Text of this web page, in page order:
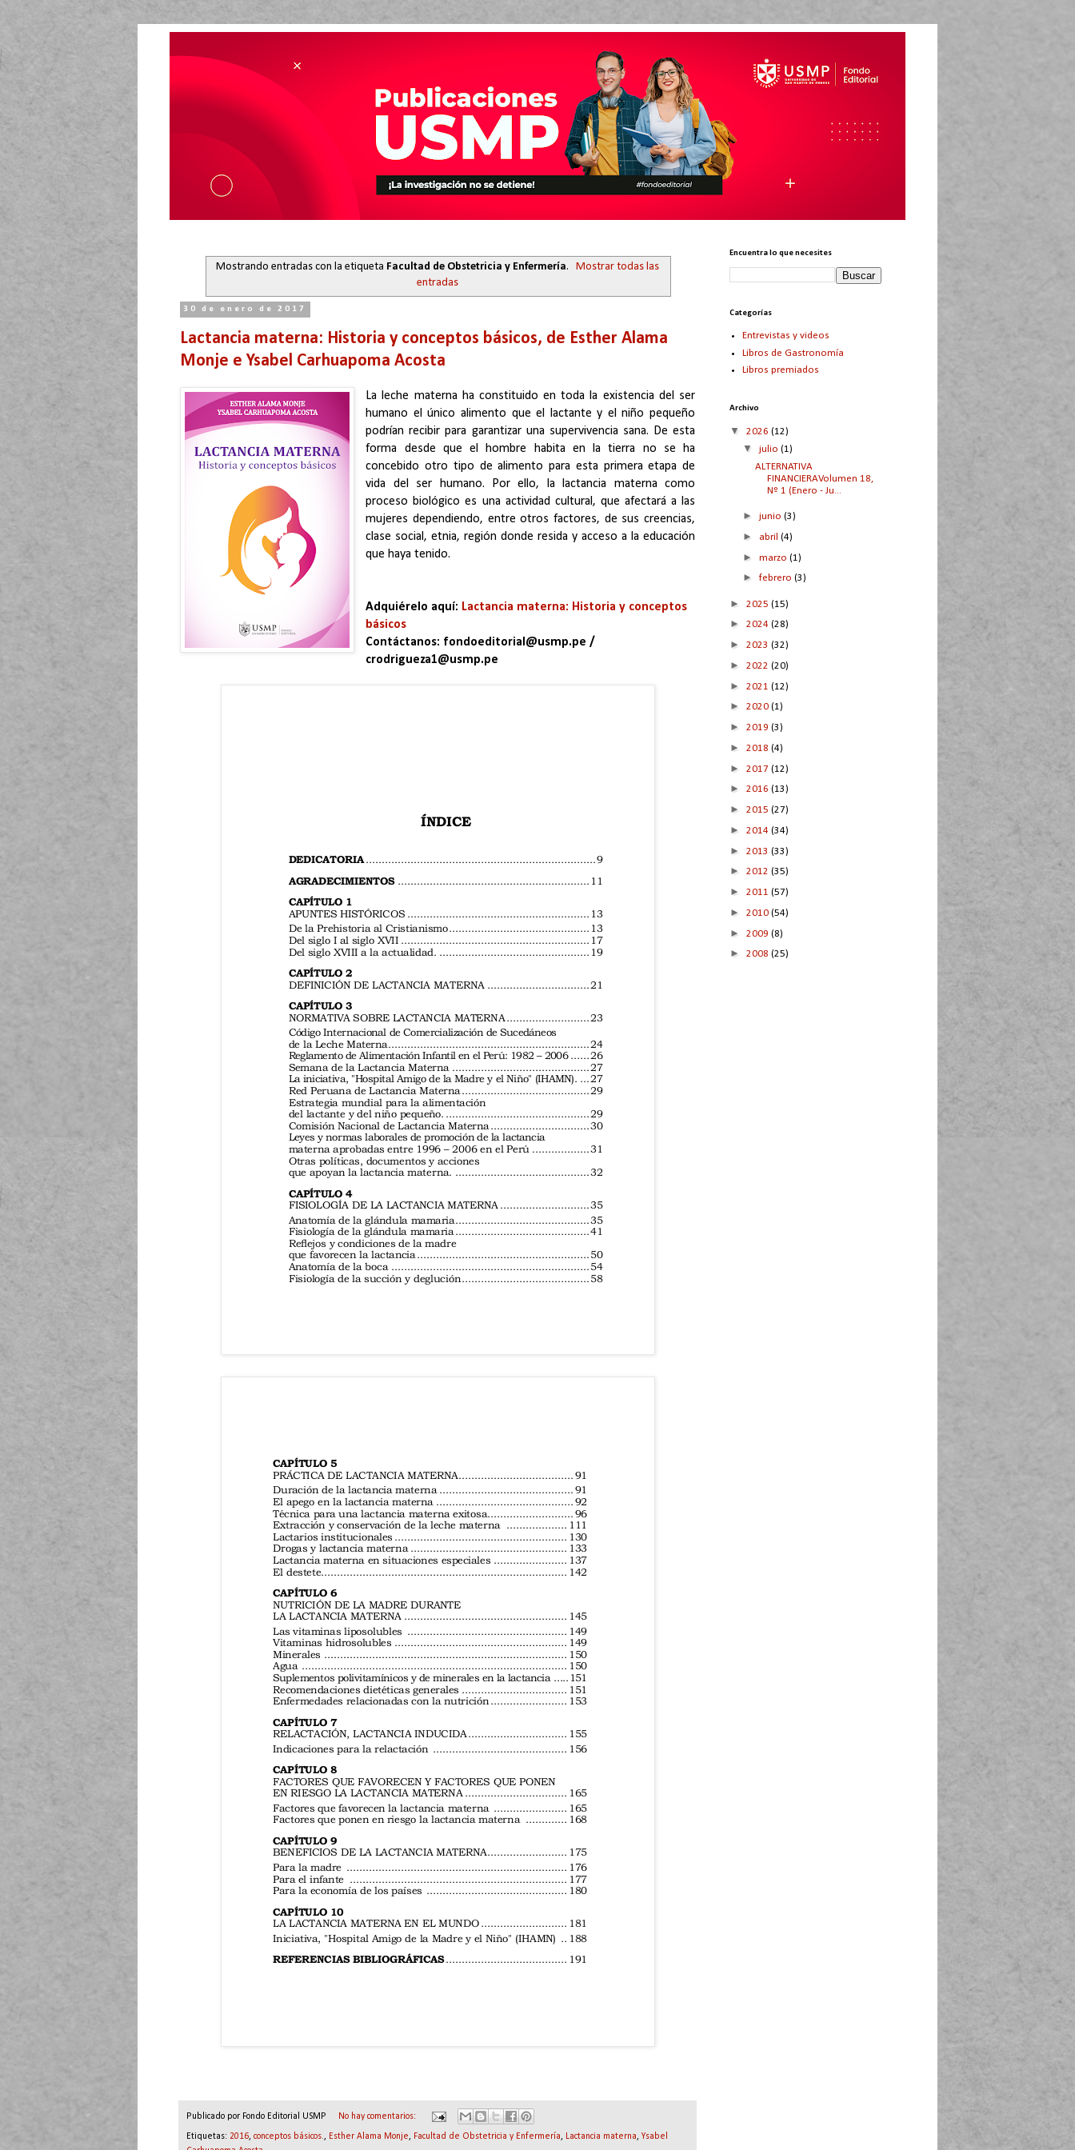
Mostrando entradas con la etiqueta Facultad de Obstetricia y Enfermería.
Mostrar todas las
entradas
30 de enero de 2017
Lactancia materna: Historia y conceptos básicos, de Esther Alama
Monje e Ysabel Carhuapoma Acosta
La leche materna ha constituido en toda la existencia del ser
humano el único alimento que el lactante y el niño pequeño
podrían recibir para garantizar una supervivencia sana. De esta
forma desde que el hombre habita en la tierra no se ha
concebido otro tipo de alimento para esta primera etapa de
vida del ser humano. Por ello, la lactancia materna como
proceso biológico es una actividad cultural, que afectará a las
mujeres dependiendo, entre otros factores, de sus creencias,
clase social, etnia, región donde resida y acceso a la educación
que haya tenido.
Adquiérelo aquí: Lactancia materna: Historia y conceptos
básicos
Contáctanos: fondoeditorial@usmp.pe /
crodrigueza1@usmp.pe
Publicado por Fondo Editorial USMP No hay comentarios:
Etiquetas: 2016, conceptos básicos., Esther Alama Monje, Facultad de Obstetricia y Enfermería, Lactancia materna, Ysabel
Encuentra lo que necesites
Categorías
Entrevistas y videos
Libros de Gastronomía
Libros premiados
Archivo
▼ 2026 (12)
▼ julio (1)
ALTERNATIVA
FINANCIERAVolumen 18,
Nº 1 (Enero - Ju...
► junio (3)
► abril (4)
► marzo (1)
►febrero (3)
► 2025 (15)
► 2024 (28)
► 2023 (32)
► 2022 (20)
► 2021 (12)
► 2020 (1)
► 2019 (3)
► 2018 (4)
► 2017 (12)
► 2016 (13)
► 2015 (27)
► 2014 (34)
► 2013 (33)
► 2012 (35)
► 2011 (57)
► 2010 (54)
► 2009 (8)
► 2008 (25)